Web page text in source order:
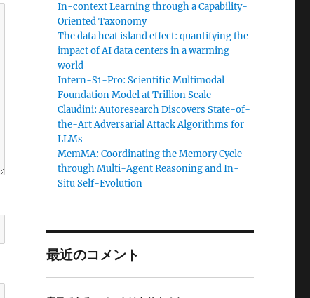
In-context Learning through a Capability-
Oriented Taxonomy
The data heat island effect: quantifying the
impact of AI data centers in a warming
world
Intern-S1-Pro: Scientific Multimodal
Foundation Model at Trillion Scale
Claudini: Autoresearch Discovers State-of-
the-Art Adversarial Attack Algorithms for
LLMs
MemMA: Coordinating the Memory Cycle
through Multi-Agent Reasoning and In-
Situ Self-Evolution
最近のコメント